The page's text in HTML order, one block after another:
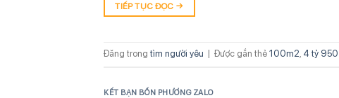
TIẾP TỤC ĐỌC →
Đăng trong tìm người yêu Được gắn thẻ 100m2 4 tỷ 950
KẾT BẠN BỐN PHƯƠNG ZALO